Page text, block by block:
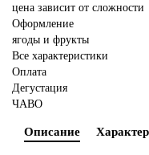
цена зависит от сложности
Оформление
ягоды и фрукты
Все характеристики
Оплата
Дегустация
ЧАВО
Описание